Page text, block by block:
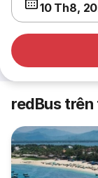
10 Th8,
redBus